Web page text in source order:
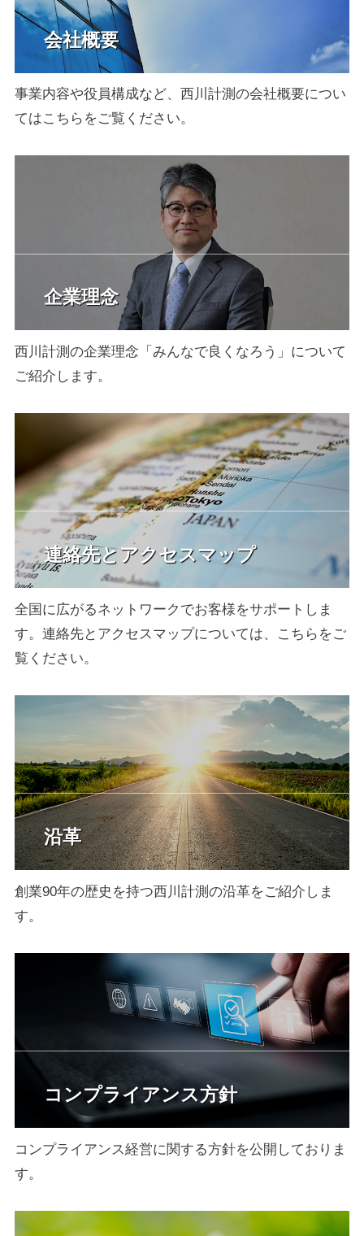
会社概要
事業内容や役員構成など、西川計測の会社概要につい
てはこちらをご覧ください。
企業理念
西川計測の企業理念「みんなで良くなろう」について
ご紹介します。
連絡先とアクセスマップ
全国に広がるネットワークでお客様をサポートしま
す。連絡先とアクセスマップについては、こちらをご
覧ください。
沿革
創業90年の歴史を持つ西川計測の沿革をご紹介しま
す。
コンプライアンス方針
コンプライアンス経営に関する方針を公開しておりま
す。